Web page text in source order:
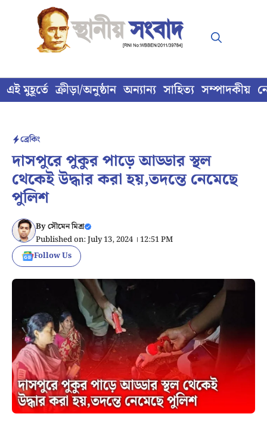
content
এই মুহূর্তে ক্রীড়া/অনুষ্ঠান অন্যান্য সাহিত্য সম্পাদকীয়
ব্রেকিং
দাসপুরে পুকুর পাড়ে আড্ডার স্থল
থেকেই উদ্ধার করা হয়,তদন্তে নেমেছে
পুলিশ
Byসৌমেন মিশ্র
Published on: July 13, 2024 । 12:51 PM
Follow Us